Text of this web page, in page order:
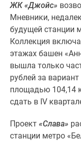
Новой
Москве
Готовые
коттеджные
поселки
Строящиеся
коттеджные
поселки
Коттеджные
поселки
ЖК «Джойс»
Мневники,
будущей станции
Коллекция
этажах башен
вышла только
рублей за
площадью 104,14
сдать в IV
Проект «Слава»
станции метро